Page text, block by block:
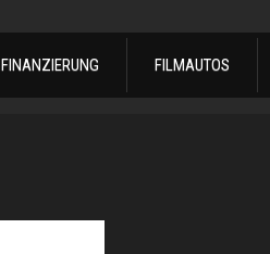
FINANZIERUNG FILMAUTOS